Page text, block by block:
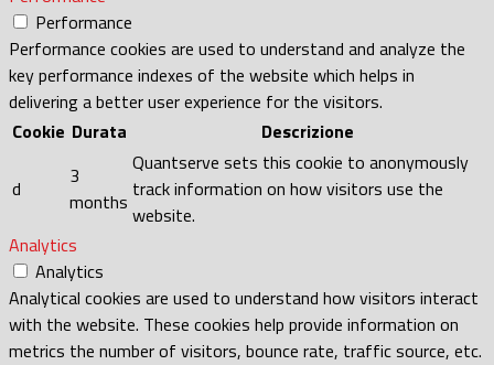
Performance
Performance cookies are used to understand and analyze the
key performance indexes of the website which helps in
delivering a better user experience for the visitors.
Cookie Durata Descrizione
d
3
months
Quantserve sets this cookie to anonymously
track information on how visitors use the
website.
Analytics
Analytics
Analytical cookies are used to understand how visitors interact
with the website. These cookies help provide information on
metrics the number of visitors, bounce rate, traffic source, etc.